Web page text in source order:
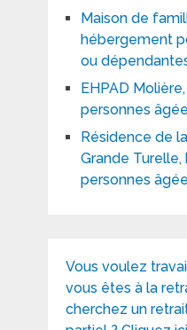
Maison de
hébergement
ou
EHPAD
personnes
Résidence de
Grande
personnes
Vous voulez
vous êtes à la
cherchez un